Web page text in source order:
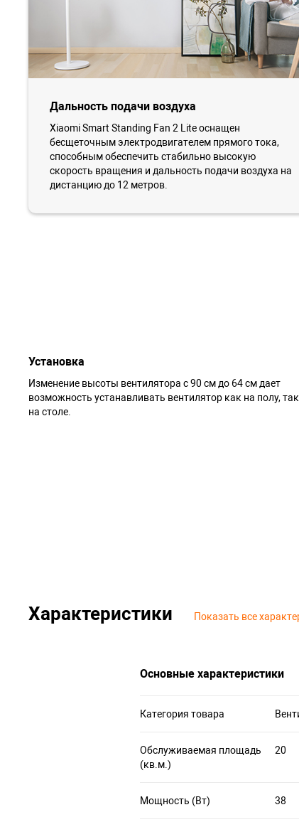
Дальность подачи воздуха
Xiaomi Smart Standing Fan 2 Lite оснащен
бесщеточным электродвигателем прямого тока,
способным обеспечить стабильно высокую
скорость вращения и дальность подачи воздуха на
дистанцию до 12 метров.
Установка
Изменение высоты вентилятора с 90 см до 64 см дает
возможность устанавливать вентилятор как на полу,
на столе.
Характеристики Показать все
Основные характеристики
Категория товара
Обслуживаемая площадь
(кв.м.)
20
Мощность (Вт) 38